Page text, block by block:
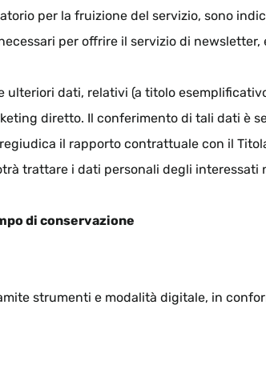
per la fruizione del servizio, sono
per offrire il servizio di
dati, relativi (a titolo
diretto. Il conferimento di tali dati è
il rapporto contrattuale con il
trattare i dati personali degli interessati
di conservazione
strumenti e modalità digitale, in